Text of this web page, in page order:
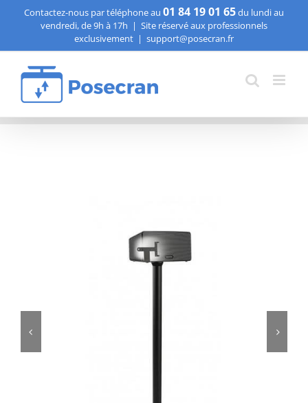
Passer
contenu
Contactez-nous par téléphone au 01 84 19 01 65du lundi au
vendredi, de 9h à 17h | Site réservé aux professionnels
exclusivement | support@posecran.fr
 